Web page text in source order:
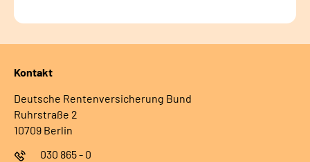
Kontakt
Deutsche Rentenversicherung Bund
Ruhrstraße 2
10709 Berlin
030 865 - 0